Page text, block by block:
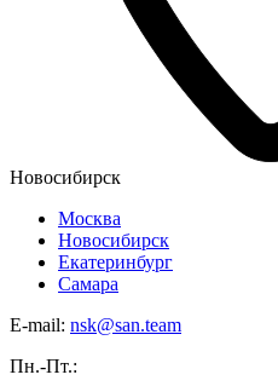
Новосибирск
Москва
Новосибирск
Екатеринбург
Самара
E-mail: nsk@san.team
Пн.-Пт.: